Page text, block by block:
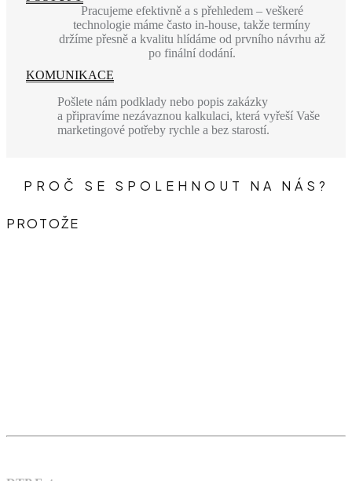
Pracujeme efektivně a s přehledem – veškeré
technologie máme často in-house, takže termíny
držíme přesně a kvalitu hlídáme od prvního návrhu až
po finální dodání.
KOMUNIKACE
Pošlete nám podklady nebo popis zakázky
a připravíme nezávaznou kalkulaci, která vyřeší Vaše
marketingové potřeby rychle a bez starostí.
PROČ SE SPOLEHNOUT NA NÁS?
PROTOŽE